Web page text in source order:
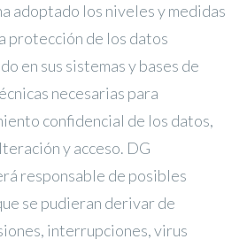
adoptado los niveles y medidas
protección de los datos
en sus sistemas y bases de
necesarias para
confidencial de los datos,
y acceso. DG
responsable de posibles
se pudieran derivar de
interrupciones, virus